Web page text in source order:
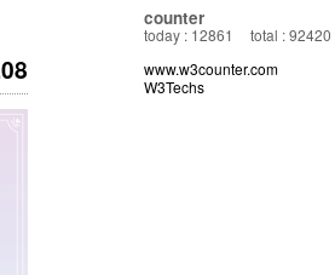
counter
today : 12861
total : 92420
www.w3counter.com
W3Techs